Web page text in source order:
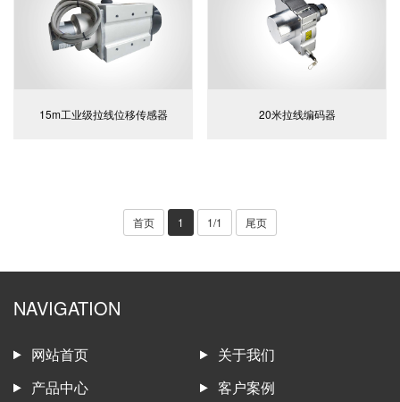
15m工业级拉线位移传感器 20米拉线编码器
首页 1 1/1 尾页
NAVIGATION
网站首页
关于我们
产品中心
客户案例